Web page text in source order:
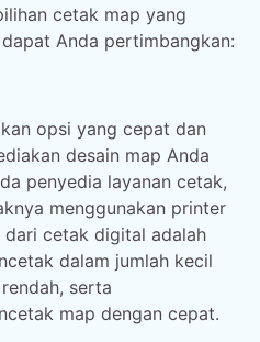
cetak map yang
Anda pertimbangkan:
opsi yang cepat dan
desain map Anda
penyedia layanan cetak,
menggunakan printer
dari cetak digital adalah
dalam jumlah kecil
serta
map dengan cepat.